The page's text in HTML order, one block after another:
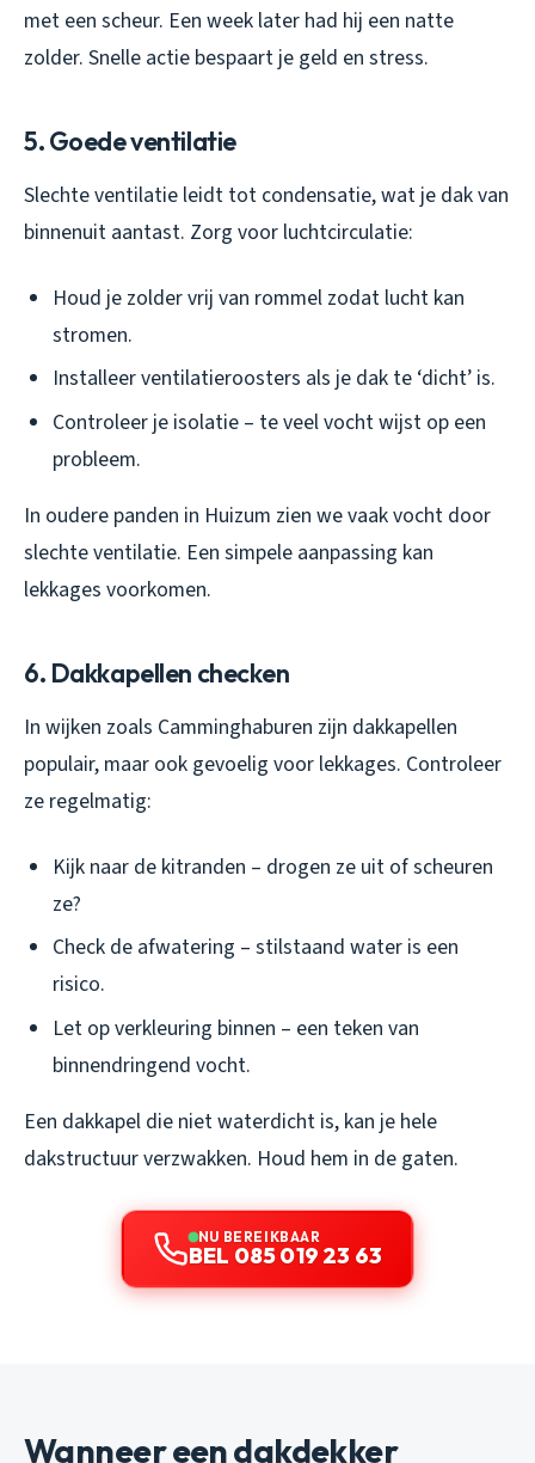
met een scheur. Een week later had hij een natte
zolder. Snelle actie bespaart je geld en stress.
5. Goede ventilatie
Slechte ventilatie leidt tot condensatie, wat je dak van
binnenuit aantast. Zorg voor luchtcirculatie:
Houd je zolder vrij van rommel zodat lucht kan
stromen.
Installeer ventilatieroosters als je dak te ‘dicht’ is.
Controleer je isolatie – te veel vocht wijst op een
probleem.
In oudere panden in Huizum zien we vaak vocht door
slechte ventilatie. Een simpele aanpassing kan
lekkages voorkomen.
6. Dakkapellen checken
In wijken zoals Camminghaburen zijn dakkapellen
populair, maar ook gevoelig voor lekkages. Controleer
ze regelmatig:
Kijk naar de kitranden – drogen ze uit of scheuren
ze?
Check de afwatering – stilstaand water is een
risico.
Let op verkleuring binnen – een teken van
binnendringend vocht.
Een dakkapel die niet waterdicht is, kan je hele
dakstructuur verzwakken. Houd hem in de gaten.
NU BEREIKBAAR
BEL 085 019 23 63
Wanneer een dakdekker